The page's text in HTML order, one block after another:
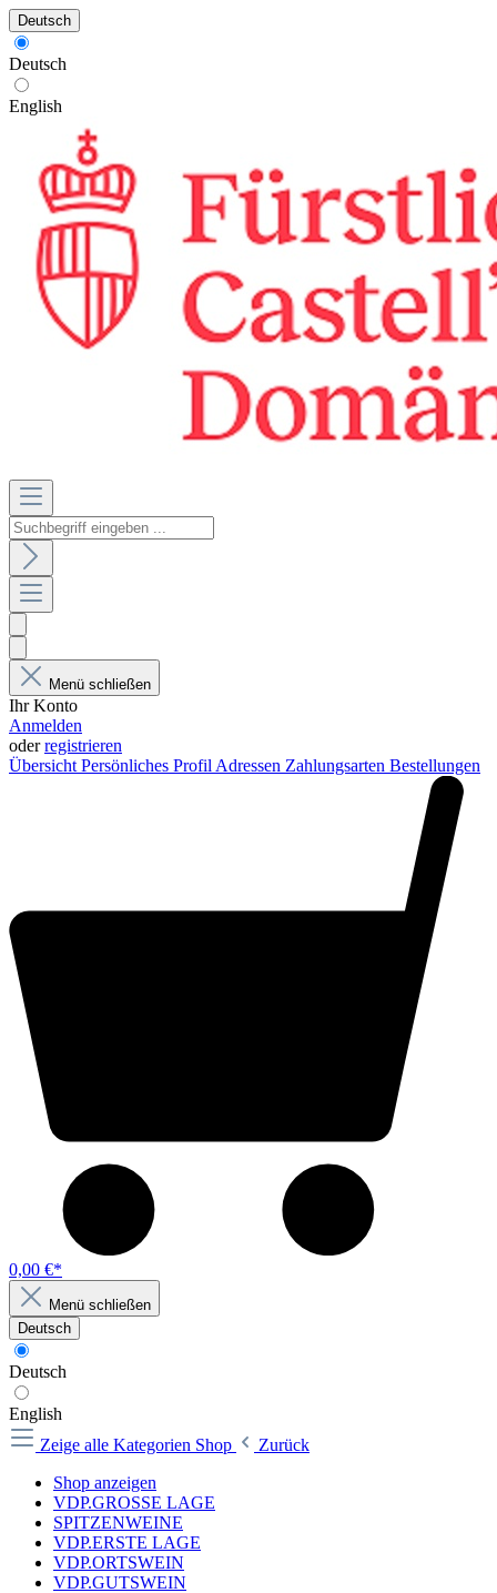
Deutsch
Deutsch
English
Menü schließen
Ihr Konto
Anmelden
oderregistrieren
Übersicht Persönliches Profil Adressen Zahlungsarten Bestellungen
0,00 €*
Menü schließen
Deutsch
Deutsch
English
Zeige alle Kategorien Shop
Zurück
Shop anzeigen
VDP.GROSSE LAGE
SPITZENWEINE
VDP.ERSTE LAGE
VDP.ORTSWEIN
VDP.GUTSWEIN